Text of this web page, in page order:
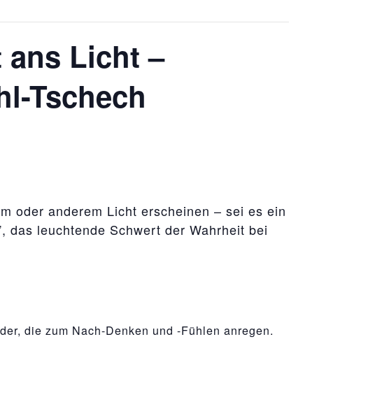
ans Licht –
Tschech
oder anderem Licht erscheinen – sei es ein
das leuchtende Schwert der Wahrheit bei
die zum Nach-Denken und -Fühlen anregen.